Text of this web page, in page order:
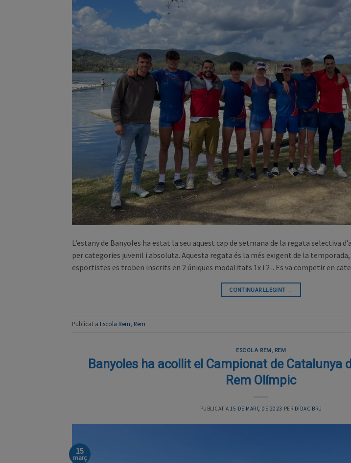
L’estany de Banyoles ha estat la seu aquest cap de setmana de la regata selectiva
per categories juvenil i absoluta. Aquesta regata és la més exigent de la
esportistes es troben inscrits en 2 úniques modalitats 1x i 2-. Es va competir en
CONTINUAR LLEGINT →
Publicat a Escola Rem, Rem
ESCOLA REM , REM
Banyoles ha acollit el Campionat de Catalunya
Rem Olímpic
PUBLICAT A 15 DE MARÇ DE 2023 PER DÍDAC BRU
15
març